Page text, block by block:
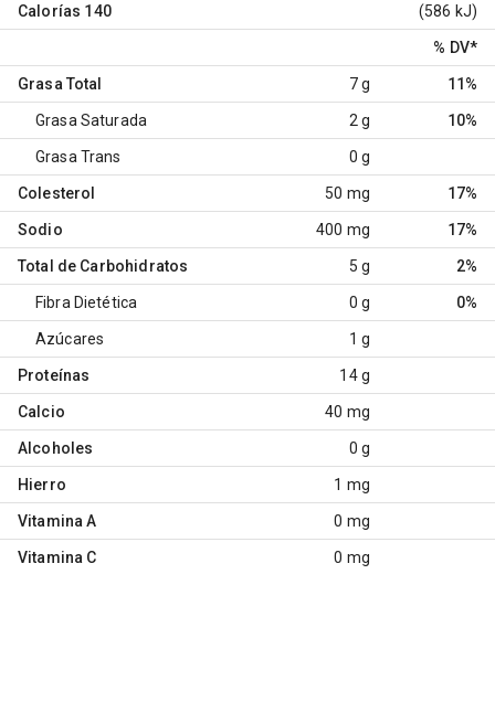
Calorías 140 (586 kJ)
% DV*
Grasa Total 7 g 11%
Grasa Saturada 2 g 10%
Grasa Trans 0 g
Colesterol 50 mg 17%
Sodio 400 mg 17%
Total de Carbohidratos 5 g 2%
Fibra Dietética 0 g 0%
Azúcares 1 g
Proteínas 14 g
Calcio 40 mg
Alcoholes 0 g
Hierro 1 mg
Vitamina A 0 mg
Vitamina C 0 mg